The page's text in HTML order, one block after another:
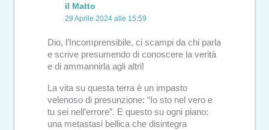
il Matto
29 Aprile 2024 alle 15:59
Dio, l’Incomprensibile, ci scampi da chi parla
e scrive presumendo di conoscere la verità
e di ammannirla agli altri!
La vita su questa terra è un impasto
velenoso di presunzione: “Io sto nel vero e
tu sei nell’errore”. E questo su ogni piano:
una metastasi bellica che disintegra